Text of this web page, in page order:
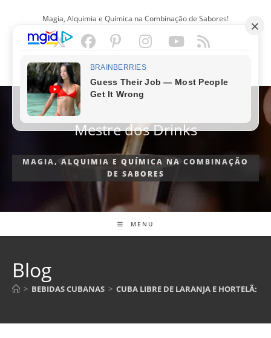
Magia, Alquimia e Química na Combinação de Sabores!
PORTUGUÊS
Mestre dos Drinks
MAGIA, ALQUIMIA E QUÍMICA NA COMBINAÇÃO
DE SABORES
MENU
Blog
> BEBIDAS CUBANAS > CUBA LIBRE DE LARANJA E HORTELÃ: O